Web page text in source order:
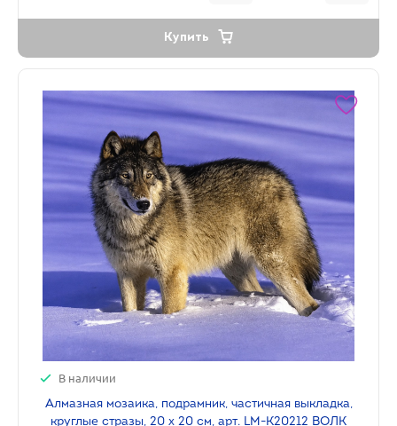
Купить
В наличии
Алмазная мозаика, подрамник, частичная выкладка,
круглые стразы, 20 х 20 см, арт. LM-K20212 ВОЛК